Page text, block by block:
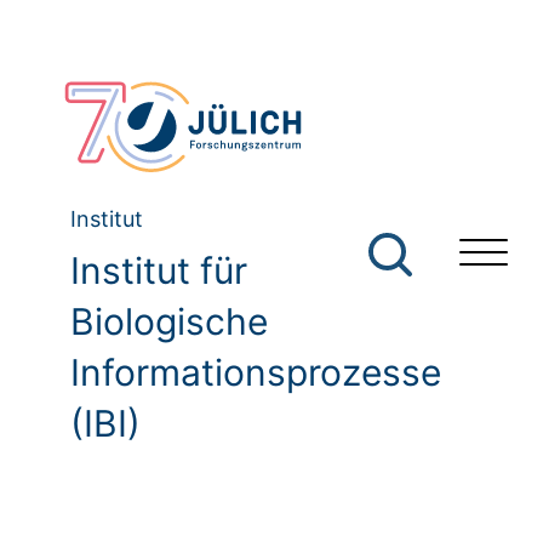
Institut
Institut für
Biologische
Informationsprozesse
(IBI)